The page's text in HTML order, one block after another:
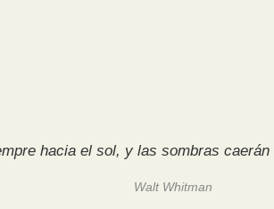
hacia el sol, y las sombras caerán
Walt Whitman